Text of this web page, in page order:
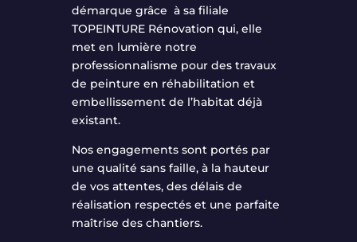
démarque grâce à sa filiale
TOPEINTURE Rénovation qui, elle
met en lumière notre
professionnalisme pour des travaux
de peinture en réhabilitation et
embellissement de l’habitat déjà
existant.
Nos engagements sont portés par
une qualité sans faille, à la hauteur
de vos attentes, des délais de
réalisation respectés et une parfaite
maîtrise des chantiers.